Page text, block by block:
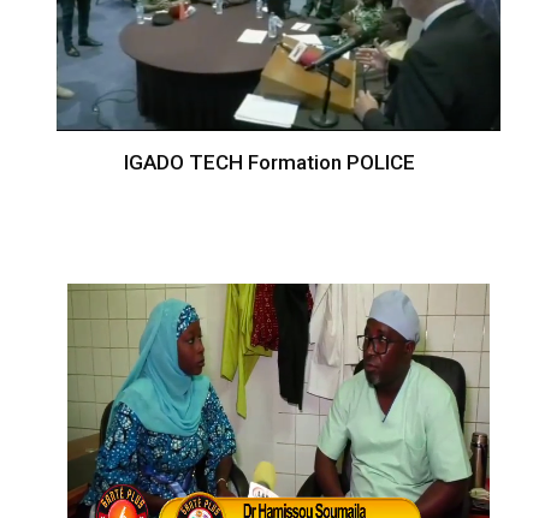
IGADO TECH Formation POLICE